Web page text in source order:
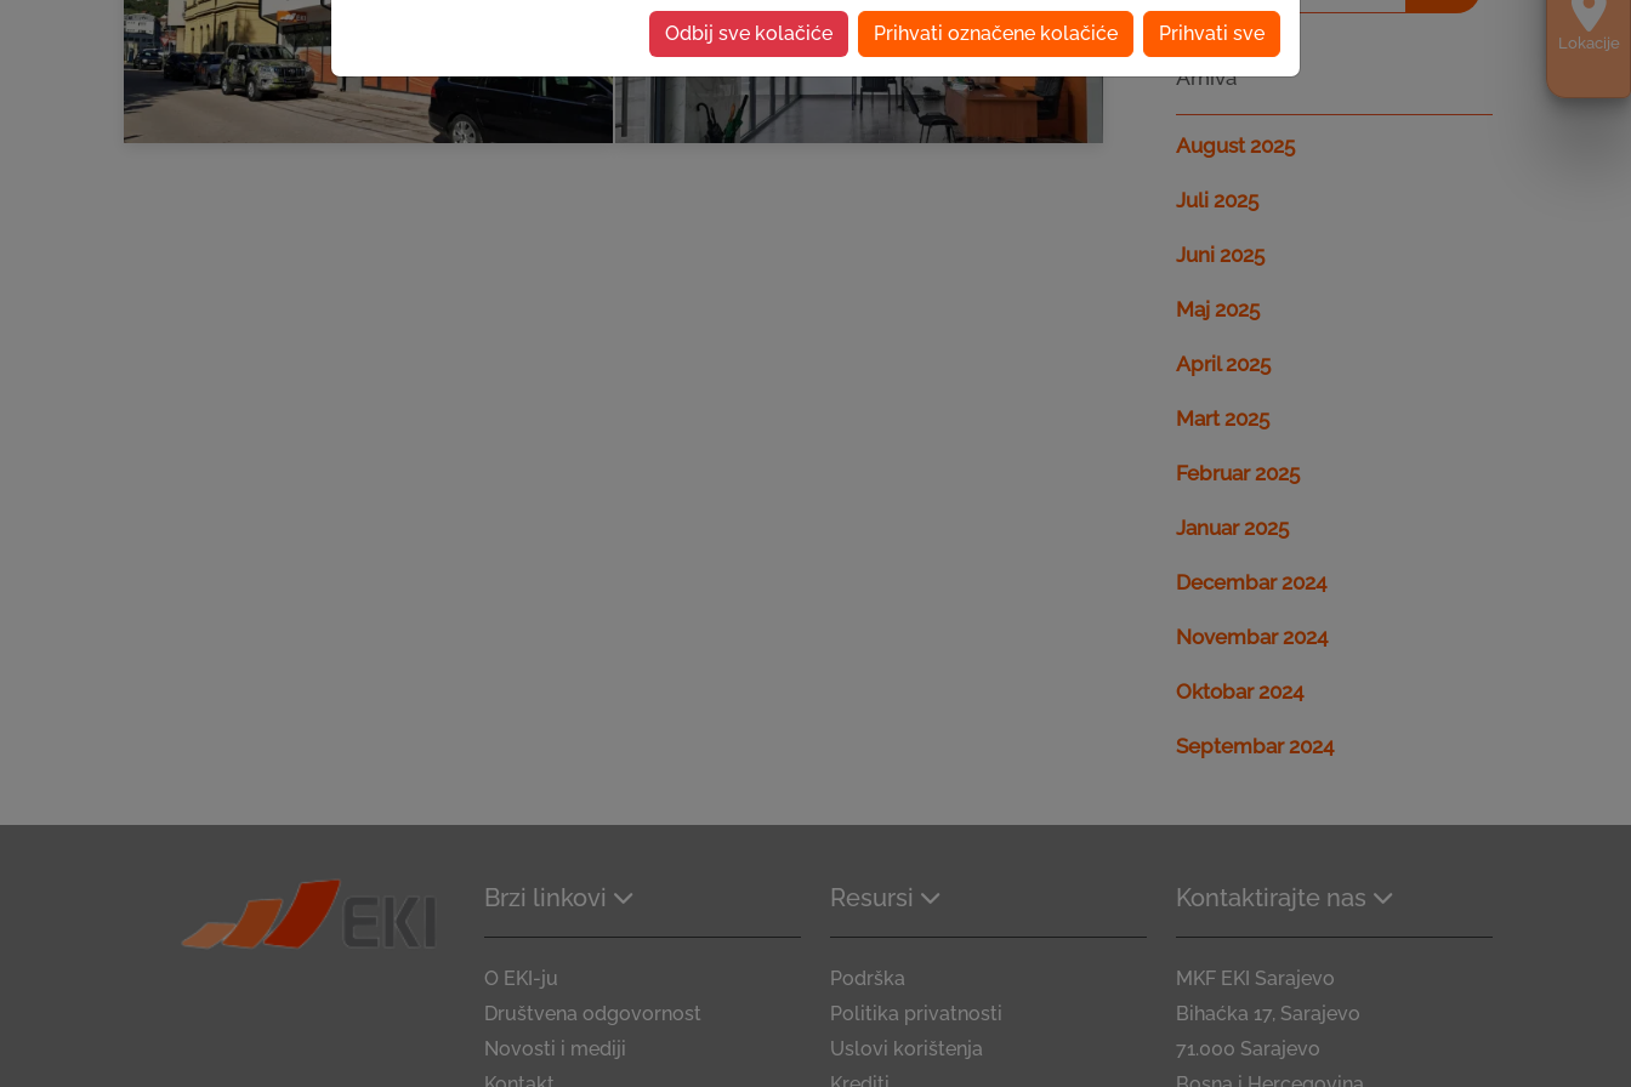
Lokacije
Odbij sve kolačiće Prihvati označene kolačiće Prihvati sve
Arhiva
August 2025
Juli 2025
Juni 2025
Maj 2025
April 2025
Mart 2025
Februar 2025
Januar 2025
Decembar 2024
Novembar 2024
Oktobar 2024
Septembar 2024
Brzi linkovi
O EKI-ju
Društvena odgovornost
Novosti i mediji
Resursi
Podrška
Politika privatnosti
Uslovi korištenja
Kontaktirajte nas
MKF EKI Sarajevo
Bihaćka 17, Sarajevo
71.000 Sarajevo